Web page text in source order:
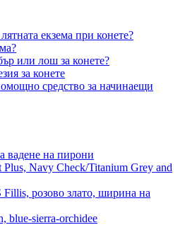
екзема при конете?
или лош за конете?
за конете
средство за начинаещи
вадене на пирони
Plus, Navy Check/Titanium Grey and
Fillis, розово злато, ширина на
blue-sierra-orchidee